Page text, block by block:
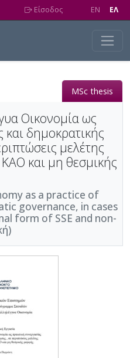
Είσοδος EN EΛ
MSc thesis
Οικονομία ως
και δημοκρατικής
μελέτης
και μη θεσμικής
as a practice of
governance, in cases
form of SSE and non-